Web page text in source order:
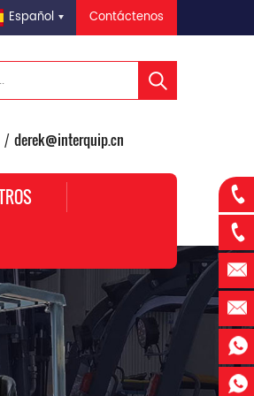
Contáctenos
Español
/ derek@interquip.cn